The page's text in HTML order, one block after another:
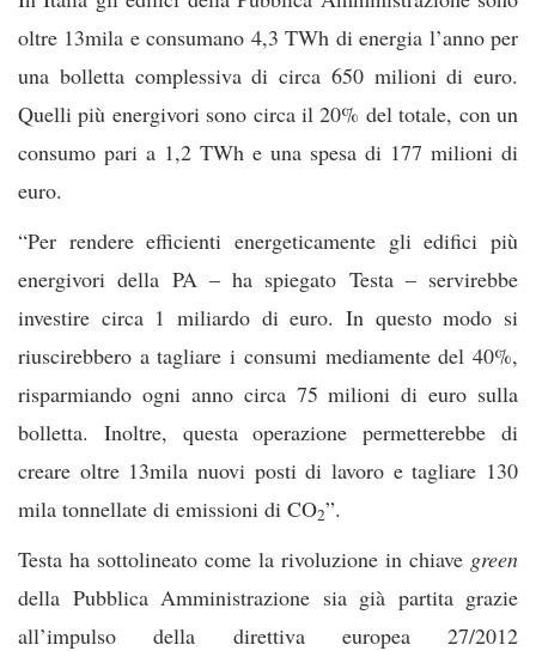
oltre 13mila e consumano 4,3 TWh di energia l’anno per
una bolletta complessiva di circa 650 milioni di euro.
Quelli più energivori sono circa il 20% del totale, con un
consumo pari a 1,2 TWh e una spesa di 177 milioni di
euro.
“Per rendere efficienti energeticamente gli edifici più
energivori della PA – ha spiegato Testa – servirebbe
investire circa 1 miliardo di euro. In questo modo si
riuscirebbero a tagliare i consumi mediamente del 40%,
risparmiando ogni anno circa 75 milioni di euro sulla
bolletta. Inoltre, questa operazione permetterebbe di
creare oltre 13mila nuovi posti di lavoro e tagliare 130
mila tonnellate di emissioni di CO2”.
Testa ha sottolineato come la rivoluzione in chiave green
della Pubblica Amministrazione sia già partita grazie
all’impulso della direttiva europea 27/2012